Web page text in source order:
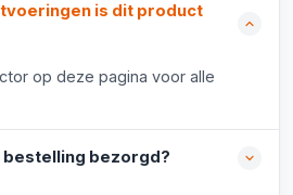
is dit product
op deze pagina voor alle
bestelling bezorgd?